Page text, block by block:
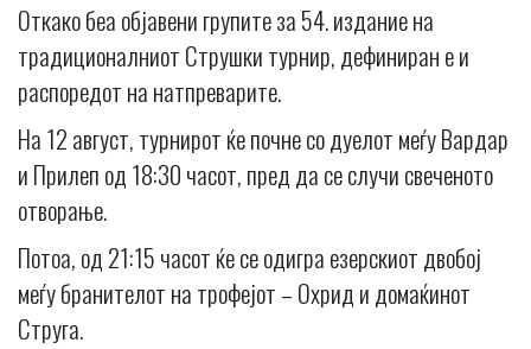
Откако беа објавени групите за 54. издание на
традиционалниот Струшки турнир, дефиниран е и
распоредот на натпреварите.
На 12 август, турнирот ќе почне со дуелот меѓу Вардар
и Прилеп од 18:30 часот, пред да се случи свеченото
отворање.
Потоа, од 21:15 часот ќе се одигра езерскиот двобој
меѓу бранителот на трофејот – Охрид и домаќинот
Струга.